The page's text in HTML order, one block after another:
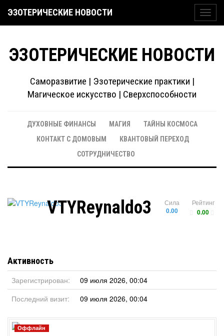
ЭЗОТЕРИЧЕСКИЕ НОВОСТИ
ЭЗОТЕРИЧЕСКИЕ НОВОСТИ
Саморазвитие | Эзотерические практики |
Магическое искусство | Сверхспособности
ДУХОВНЫЕ ФИНАНСЫ МАГИЯ
ТАЙНЫ КОСМОСА
КОНТАКТ С ДОМОВЫМ
КВАНТОВЫЙ ПЕРЕХОД
СОТРУДНИЧЕСТВО
Рейтинг
0.00
Сила
0.00
VTYReynaldo3
Активность
Зарегистрирован:
09 июля 2026, 00:04
Последний визит:
09 июля 2026, 00:04
Оффлайн